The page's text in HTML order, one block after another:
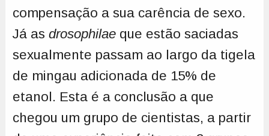
compensação a sua carência de sexo.
Já as drosophilaeque estão saciadas
sexualmente passam ao largo da tigela
de mingau adicionada de 15% de
etanol. Esta é a conclusão a que
chegou um grupo de cientistas, a partir